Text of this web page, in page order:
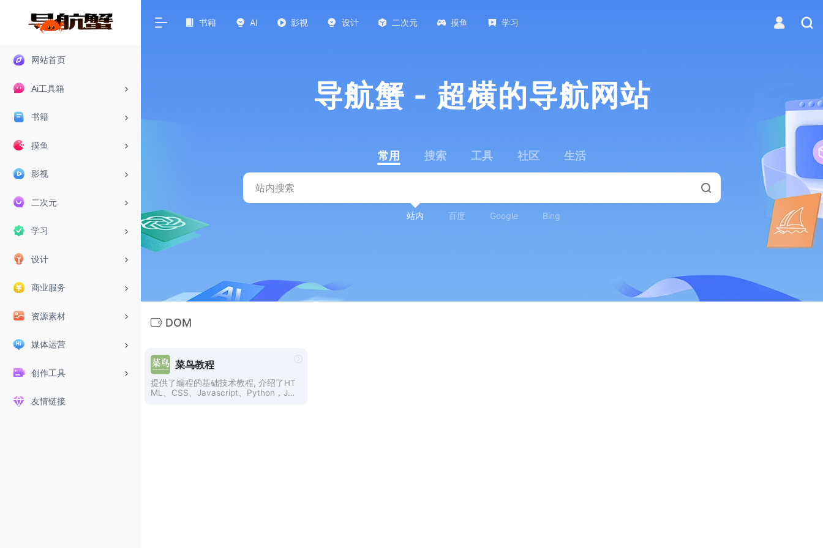
网站首页
Ai工具箱
书籍
摸鱼
影视
二次元
学习
设计
商业服务
资源素材
媒体运营
创作工具
友情链接
书籍 AI 影视 设计 二次元 摸鱼 学习
导航蟹 - 超横的导航网站
常用 搜索 工具 社区 生活
站内 百度 Google Bing
DOM
菜鸟教程
提供了编程的基础技术教程, 介绍了HT
ML、CSS、Javascript、Python，Jav